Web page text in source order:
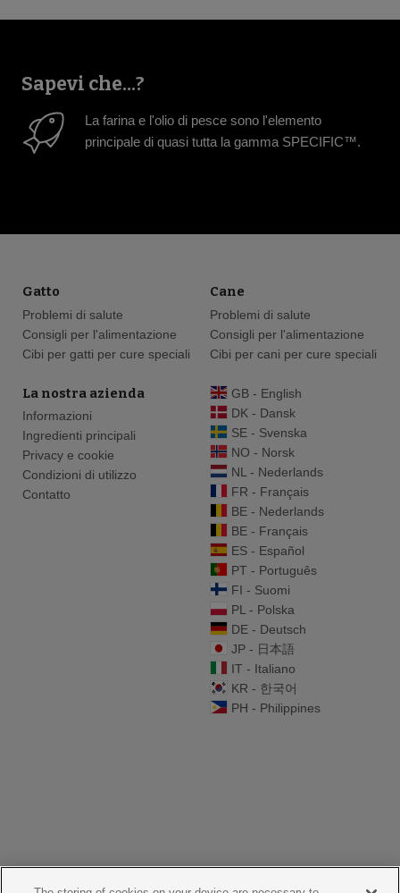
Sapevi che...?
La farina e l'olio di pesce sono l'elemento
principale di quasi tutta la gamma SPECIFIC™.
Gatto
Problemi di salute
Consigli per l'alimentazione
Cibi per gatti per cure speciali
Cane
Problemi di salute
Consigli per l'alimentazione
Cibi per cani per cure speciali
La nostra azienda
Informazioni
Ingredienti principali
Privacy e cookie
Condizioni di utilizzo
Contatto
GB - English
DK - Dansk
SE - Svenska
NO - Norsk
NL - Nederlands
FR - Français
BE - Nederlands
BE - Français
ES - Español
PT - Português
FI - Suomi
PL - Polska
DE - Deutsch
JP - 日本語
IT - Italiano
KR - 한국어
PH - Philippines